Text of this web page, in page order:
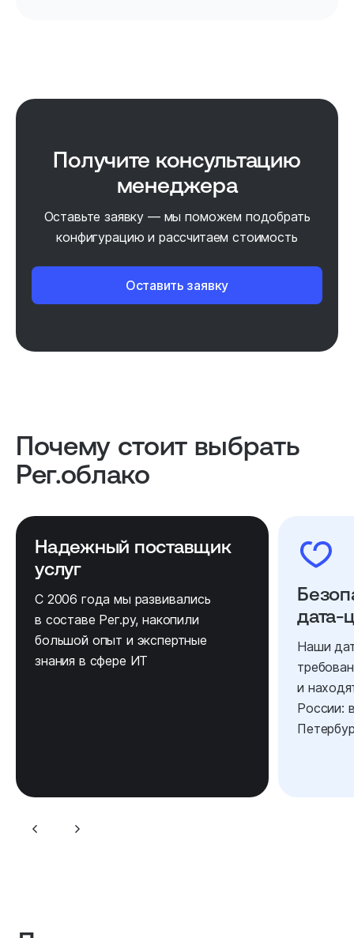
Получите консультацию
менеджера
Оставьте заявку — мы поможем подобрать
конфигурацию и рассчитаем стоимость
Оставить заявку
Почему стоит выбрать
Рег.облако
Надежный поставщик
услуг
С 2006 года мы развивались
в составе Рег.ру, накопили
большой опыт и экспертные
знания в сфере ИТ
Наши
и
России: